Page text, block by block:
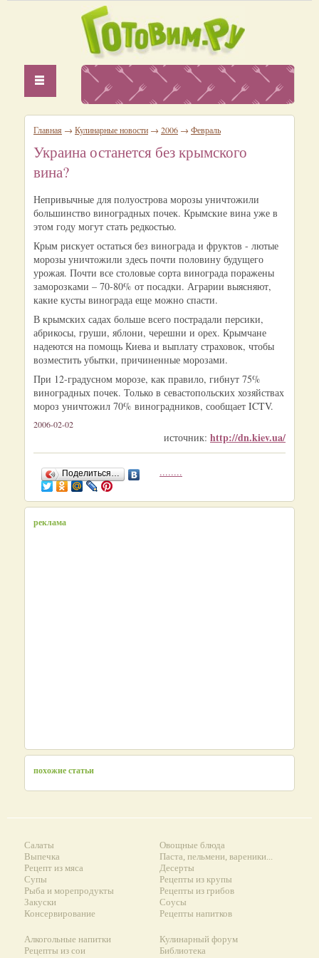
Главная → Кулинарные новости → 2006 → Февраль
Украина останется без крымского
вина?
Непривычные для полуострова морозы уничтожили
большинство виноградных почек. Крымские вина уже в
этом году могут стать редкостью.
Крым рискует остаться без винограда и фруктов - лютые
морозы уничтожили здесь почти половину будущего
урожая. Почти все столовые сорта винограда поражены
заморозками – 70-80% от посадки. Аграрии выясняют,
какие кусты винограда еще можно спасти.
В крымских садах больше всего пострадали персики,
абрикосы, груши, яблони, черешни и орех. Крымчане
надеются на помощь Киева и выплату страховок, чтобы
возместить убытки, причиненные морозами.
При 12-градусном морозе, как правило, гибнут 75%
виноградных почек. Только в севастопольских хозяйствах
мороз уничтожил 70% виноградников, сообщает ICTV.
2006-02-02
источник: http://dn.kiev.ua/
Поделиться… ........
реклама
похожие статьи
Салаты
Выпечка
Рецепт из мяса
Супы
Рыба и морепродукты
Закуски
Консервирование
Овощные блюда
Паста, пельмени, вареники...
Десерты
Рецепты из крупы
Рецепты из грибов
Соусы
Рецепты напитков
Алкогольные напитки
Рецепты из сои
Кулинарный форум
Библиотека